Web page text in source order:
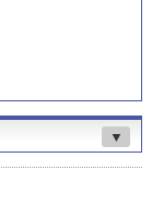
▼